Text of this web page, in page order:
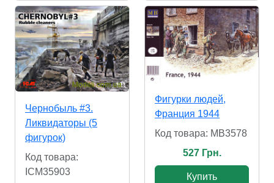
Чернобыль #3.
Ликвидаторы (5
фигурок)
Код товара:
ICM35903
Фигурки людей,
Франция 1944
Код товара: MB3578
527 Грн.
Купить